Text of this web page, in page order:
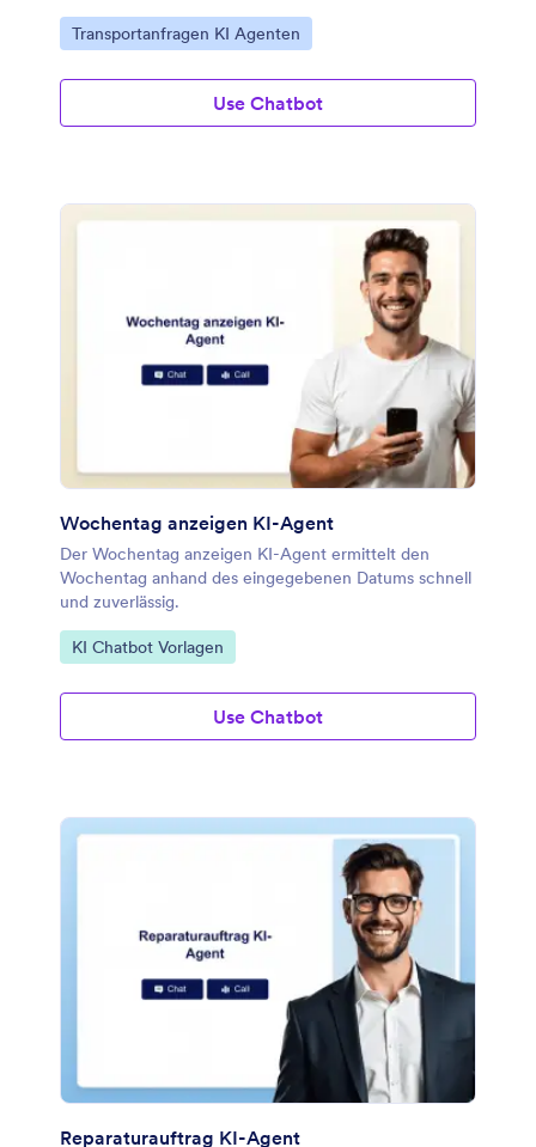
Zur Kategorie:
Transportanfragen KI Agenten
Use Chatbot
Wochentag anzeigen KI-Agent
Der Wochentag anzeigen KI-Agent ermittelt den
Wochentag anhand des eingegebenen Datums schnell
und zuverlässig.
Zur Kategorie:
KI Chatbot Vorlagen
Use Chatbot
Reparaturauftrag KI-Agent